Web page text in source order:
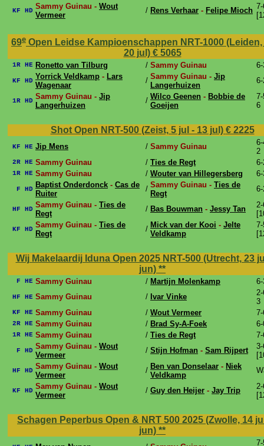
KF HD Sammy Guinau - Wout
Vermeer
/ Rens Verhaar - Felipe Mioch
69e Open Leidse Kampioenschappen NRT-1000 (Leiden,
20 jul) € 5065
1R HE Ronetto van Tilburg / Sammy Guinau
KF HD Yorrick Veldkamp - Lars
Wagenaar
/ Sammy Guinau - Jip
Langerhuizen
1R HD Sammy Guinau - Jip
Langerhuizen
/ Wilco Geenen - Bobbie de
Goeijen
6
Shot Open NRT-500 (Zeist, 5 jul - 13 jul) € 2225
KF HE Jip Mens / Sammy Guinau
2
2R HE Sammy Guinau / Ties de Regt
1R HE Sammy Guinau / Wouter van Hillegersberg
F HD Baptist Onderdonck - Cas de
Ruiter
/ Sammy Guinau - Ties de
Regt
HF HD Sammy Guinau - Ties de
Regt
/ Bas Bouwman - Jessy Tan
KF HD Sammy Guinau - Ties de
Regt
/ Mick van der Kooi - Jelte
Veldkamp
Wij Makelaardij Iduna Open 2025 NRT-500 (Utrecht, 23
jun) **
F HE Sammy Guinau / Martijn Molenkamp
HF HE Sammy Guinau / Ivar Vinke
3
KF HE Sammy Guinau / Wout Vermeer
2R HE Sammy Guinau / Brad Sy-A-Foek
1R HE Sammy Guinau / Ties de Regt
F HD Sammy Guinau - Wout
Vermeer
/ Stijn Hofman - Sam Rijpert
HF HD Sammy Guinau - Wout
Vermeer
/ Ben van Donselaar - Niek
Veldkamp
KF HD Sammy Guinau - Wout
Vermeer
/ Guy den Heijer - Jay Trip
Schagen Peperbus Open & NRT 500 2025 (Zwolle, 14
jun) **